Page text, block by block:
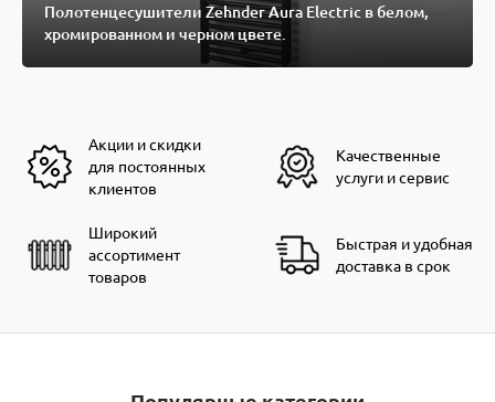
Широкий спектр услуг: от
покраски до монтажа
Полотенцесушители Zehnder Aura Electric в белом,
хромированном и черном цвете.
Акции и скидки
для постоянных
клиентов
Качественные
услуги и сервис
Широкий
ассортимент
товаров
Быстрая и удобная
доставка в срок